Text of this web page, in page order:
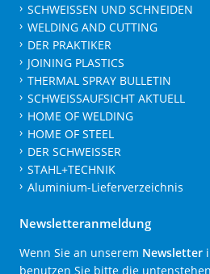
SCHWEISSEN UND SCHNEIDEN
WELDING AND CUTTING
DER PRAKTIKER
JOINING PLASTICS
THERMAL SPRAY BULLETIN
SCHWEISSAUFSICHT AKTUELL
HOME OF WELDING
HOME OF STEEL
DER SCHWEISSER
STAHL+TECHNIK
Aluminium-Lieferverzeichnis
Newsletteranmeldung
Wenn Sie an unserem Newsletter
benutzen Sie bitte die